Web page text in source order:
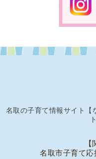
名取の子育て情報サイト【
名取市子育て